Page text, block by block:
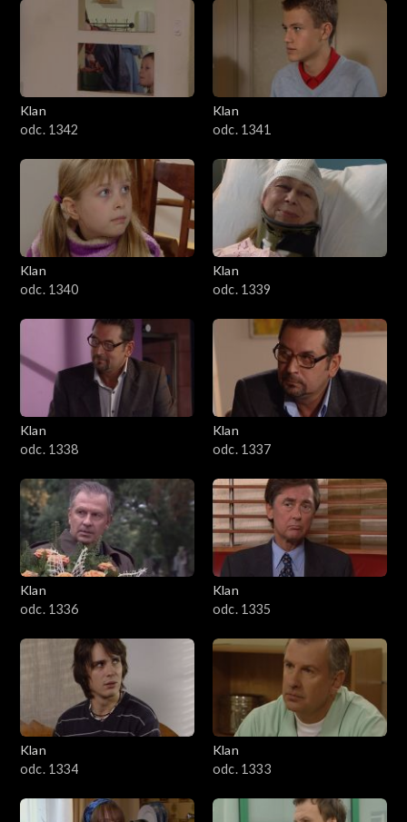
Klan
odc. 1342
Klan
odc. 1341
Klan
odc. 1340
Klan
odc. 1339
Klan
odc. 1338
Klan
odc. 1337
Klan
odc. 1336
Klan
odc. 1335
Klan
odc. 1334
Klan
odc. 1333